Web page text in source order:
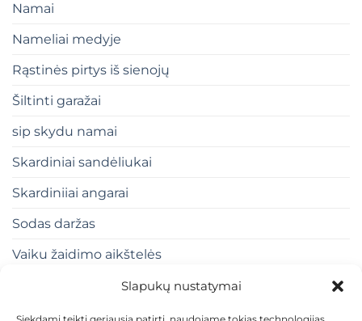
Slapukų nustatymai
Namai
Nameliai medyje
Rąstinės pirtys iš sienojų
Šiltinti garažai
sip skydu namai
Skardiniai sandėliukai
Skardiniiai angarai
Sodas daržas
Vaiku žaidimo aikštelės